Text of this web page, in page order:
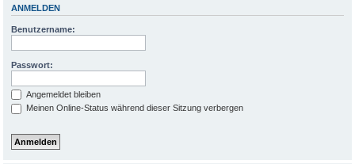
ANMELDEN
Benutzername:
Passwort:
Angemeldet bleiben
Meinen Online-Status während dieser Sitzung verbergen